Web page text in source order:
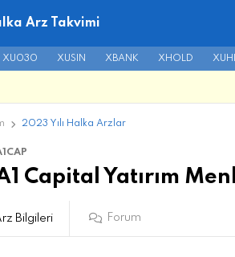
Arz Takvimi
XU030 XUSIN XBANK XHOLD
2023 Yılı Halka Arzlar
Capital Yatırım
Bilgileri Forum